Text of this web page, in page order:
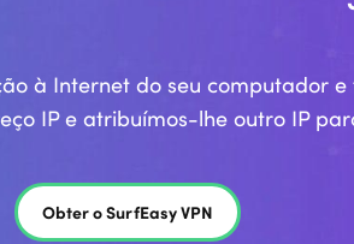
à Internet do seu computador
IP e atribuímos-lhe outro IP
Obter o SurfEasy VPN